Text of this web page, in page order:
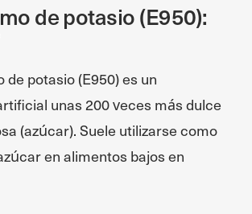
de potasio (E950):
de potasio (E950) es un
unas 200 veces más dulce
(azúcar). Suele utilizarse como
en alimentos bajos en